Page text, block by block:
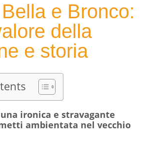
e Bronco:
della
e storia
ironica e stravagante
ambientata nel vecchio